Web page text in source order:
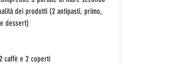
dei prodotti (2 antipasti, primo,
dessert)
caffè e 2 coperti